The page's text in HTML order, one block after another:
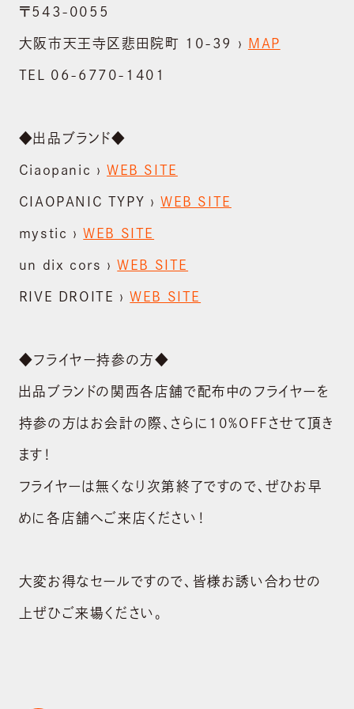
BRAND
ブランド
NEWS
サステナビリティ
採用情報
お問い合わせ
shopping_cartONLINE STORE
〒543-0055
大阪市天王寺区悲田院町 10-39 › MAP
TEL 06-6770-1401
◆出品ブランド◆
Ciaopanic ›WEB SITE
CIAOPANIC TYPY ›WEB SITE
mystic ›WEB SITE
un dix cors ›WEB SITE
RIVE DROITE ›WEB SITE
◆フライヤー持参の方◆
出品ブランドの関西各店舗で配布中のフライヤーを
持参の方はお会計の際、さらに10%OFFさせて頂き
ます！
フライヤーは無くなり次第終了ですので、ぜひお早
めに各店舗へご来店ください！
大変お得なセールですので、皆様お誘い合わせの
上ぜひご来場ください。